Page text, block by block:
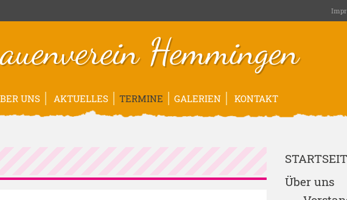
Hemmingen
UNS AKTUELLES TERMINE GALERIEN KONTAKT
Über uns